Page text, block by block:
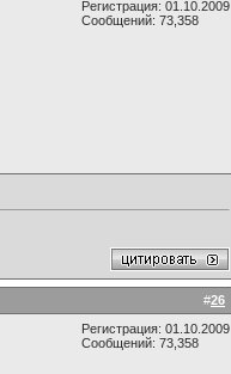
Регистрация: 01.10.2009
Сообщений: 73,358
#26
Регистрация: 01.10.2009
Сообщений: 73,358